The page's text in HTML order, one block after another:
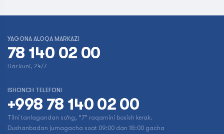
YAGONA ALOQA MARKAZI
78 140 02 00
Har kuni, 24/7
ISHONCH TELEFONI
+998 78 140 02 00
Tilni tanlagandan so‘ng, “7” raqamini bosish kerak.
Dushanbadan jumagacha soat 09:00 dan 18:00 gacha